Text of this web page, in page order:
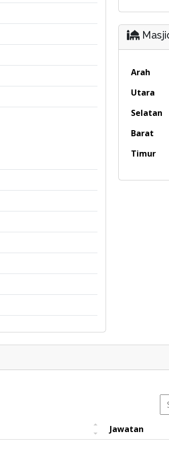
Arah
Utara
Selatan
Barat
Timur
Jawatan